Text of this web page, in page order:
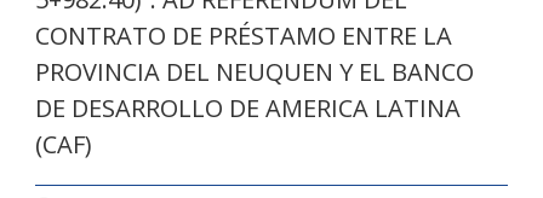
CONTRATO DE PRÉSTAMO ENTRE LA
PROVINCIA DEL NEUQUEN Y EL BANCO
DE DESARROLLO DE AMERICA LATINA
(CAF)